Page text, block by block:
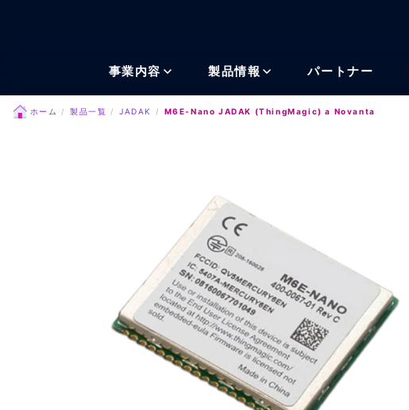
事業内容 製品情報 パートナー
ホーム 製品一覧 JADAK M6E-Nano JADAK (ThingMagic) a Novanta